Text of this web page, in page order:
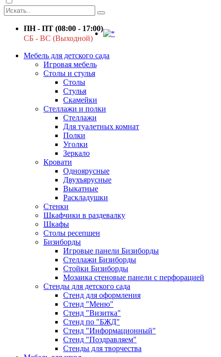
ПН - ПТ (08:00 - 17:00)
СБ - ВС (Выходной)
Мебель для детского сада
Игровая мебель
Столы и стулья
Столы
Стулья
Скамейки
Стеллажи и полки
Стеллажи
Для туалетных комнат
Полки
Уголки
Зеркало
Кровати
Одноярусные
Двухъярусные
Выкатные
Раскладушки
Стенки
Шкафчики в раздевалку
Шкафы
Столы ресепшен
Бизиборды
Игровые панели Бизиборды
Стеллажи Бизиборды
Стойки Бизиборды
Мозаика стеновые панели с перфорацией
Стенды для детского сада
Стенд для оформления
Стенд "Меню"
Стенд "Визитка"
Стенд по "БЖД"
Стенд "Информационный"
Стенд "Поздравляем"
Стенды для творчества